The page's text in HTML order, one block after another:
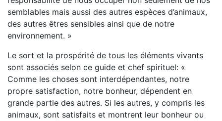
semblables mais aussi des autres espèces d’animaux,
des autres êtres sensibles ainsi que de notre
environnement. »
Le sort et la prospérité de tous les éléments vivants
sont associés selon ce guide et chef spirituel: «
Comme les choses sont interdépendantes, notre
propre satisfaction, notre bonheur, dépendent en
grande partie des autres. Si les autres, y compris les
animaux, sont satisfaits et montrent leur bonheur ou